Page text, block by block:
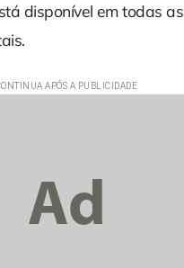
disponível em todas as